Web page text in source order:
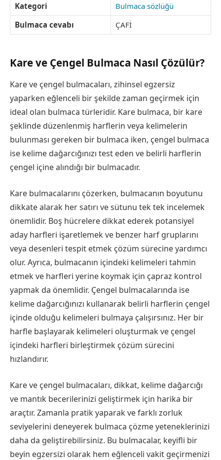
Kategori
Bulmaca sözlüğü
Bulmaca cevabı
ÇAFİ
Kare ve Çengel Bulmaca Nasıl Çözülür?
Kare ve çengel bulmacaları, zihinsel egzersiz
yaparken eğlenceli bir şekilde zaman geçirmek için
ideal olan bulmaca türleridir. Kare bulmaca, bir kare
şeklinde düzenlenmiş harflerin veya kelimelerin
bulunması gereken bir bulmaca iken, çengel bulmaca
ise kelime dağarcığınızı test eden ve belirli harflerin
çengel içine alındığı bir bulmacadır.
Kare bulmacalarını çözerken, bulmacanın boyutunu
dikkate alarak her satırı ve sütunu tek tek incelemek
önemlidir. Boş hücrelere dikkat ederek potansiyel
aday harfleri işaretlemek ve benzer harf gruplarını
veya desenleri tespit etmek çözüm sürecine yardımcı
olur. Ayrıca, bulmacanın içindeki kelimeleri tahmin
etmek ve harfleri yerine koymak için çapraz kontrol
yapmak da önemlidir. Çengel bulmacalarında ise
kelime dağarcığınızı kullanarak belirli harflerin çengel
içinde olduğu kelimeleri bulmaya çalışırsınız. Her bir
harfle başlayarak kelimeleri oluşturmak ve çengel
içindeki harfleri birleştirmek çözüm sürecini
hızlandırır.
Kare ve çengel bulmacaları, dikkat, kelime dağarcığı
ve mantık becerilerinizi geliştirmek için harika bir
araçtır. Zamanla pratik yaparak ve farklı zorluk
seviyelerini deneyerek bulmaca çözme yeteneklerinizi
daha da geliştirebilirsiniz. Bu bulmacalar, keyifli bir
beyin egzersizi olarak hem eğlenceli vakit geçirmenizi